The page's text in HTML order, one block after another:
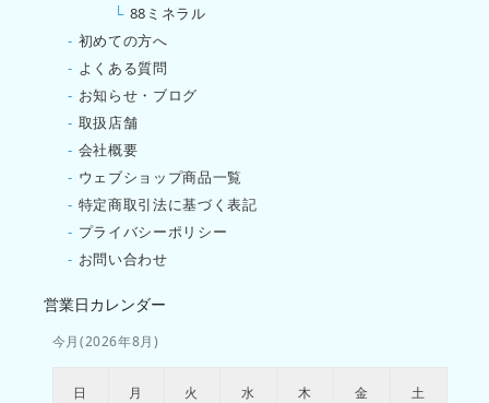
└ 88ミネラル
- 初めての方へ
- よくある質問
- お知らせ・ブログ
- 取扱店舗
- 会社概要
- ウェブショップ商品一覧
- 特定商取引法に基づく表記
- プライバシーポリシー
- お問い合わせ
営業日カレンダー
今月(2026年8月)
日 月 火 水 木 金 土